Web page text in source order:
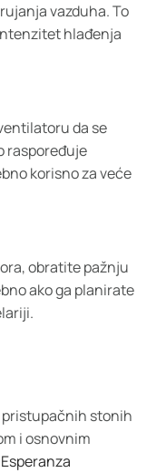
vazduha. To
hlađenja
da se
raspoređuje
korisno za veće
obratite pažnju
ako ga planirate
pristupačnih stonih
i osnovnim